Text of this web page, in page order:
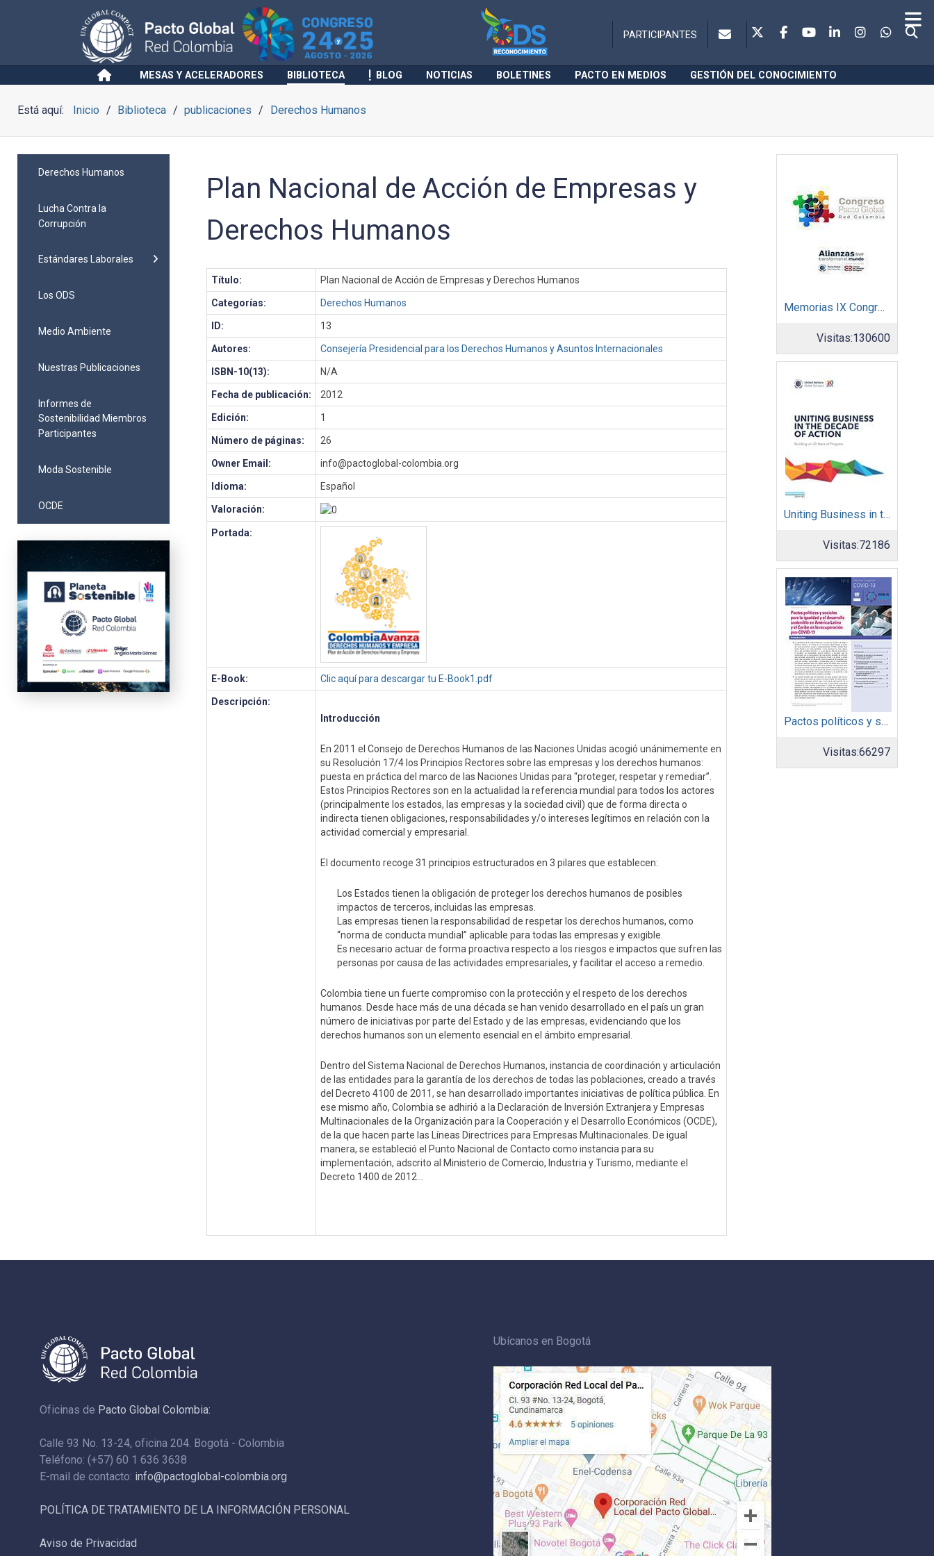
PARTICIPANTES
MESAS Y ACELERADORES BIBLIOTECA BLOG NOTICIAS BOLETINES PACTO EN MEDIOS GESTIÓN DEL CONOCIMIENTO
Está aquí: Inicio Biblioteca publicaciones Derechos Humanos
Derechos Humanos
Lucha Contra la
Corrupción
Estándares Laborales
Los ODS
Medio Ambiente
Nuestras Publicaciones
Informes de
Sostenibilidad Miembros
Participantes
Moda Sostenible
OCDE
Plan Nacional de Acción de Empresas y
Derechos Humanos
Título: Plan Nacional de Acción de Empresas y Derechos Humanos
Categorías: Derechos Humanos
ID: 13
Autores: Consejería Presidencial para los Derechos Humanos y Asuntos Internacionales
ISBN-10(13): N/A
Fecha de publicación: 2012
Edición: 1
Número de páginas: 26
Owner Email: info@pactoglobal-colombia.org
Idioma: Español
Valoración:
Portada:
E-Book: Clic aquí para descargar tu E-Book1.pdf
Descripción:
Introducción
En 2011 el Consejo de Derechos Humanos de las Naciones Unidas acogió unánimemente en
su Resolución 17/4 los Principios Rectores sobre las empresas y los derechos humanos:
puesta en práctica del marco de las Naciones Unidas para “proteger, respetar y remediar”.
Estos Principios Rectores son en la actualidad la referencia mundial para todos los actores
(principalmente los estados, las empresas y la sociedad civil) que de forma directa o
indirecta tienen obligaciones, responsabilidades y/o intereses legítimos en relación con la
actividad comercial y empresarial.
El documento recoge 31 principios estructurados en 3 pilares que establecen:
Los Estados tienen la obligación de proteger los derechos humanos de posibles
impactos de terceros, incluidas las empresas.
Las empresas tienen la responsabilidad de respetar los derechos humanos, como
“norma de conducta mundial” aplicable para todas las empresas y exigible.
Es necesario actuar de forma proactiva respecto a los riesgos e impactos que sufren las
personas por causa de las actividades empresariales, y facilitar el acceso a remedio.
Colombia tiene un fuerte compromiso con la protección y el respeto de los derechos
humanos. Desde hace más de una década se han venido desarrollado en el país un gran
número de iniciativas por parte del Estado y de las empresas, evidenciando que los
derechos humanos son un elemento esencial en el ámbito empresarial.
Dentro del Sistema Nacional de Derechos Humanos, instancia de coordinación y articulación
de las entidades para la garantía de los derechos de todas las poblaciones, creado a través
del Decreto 4100 de 2011, se han desarrollado importantes iniciativas de política pública. En
ese mismo año, Colombia se adhirió a la Declaración de Inversión Extranjera y Empresas
Multinacionales de la Organización para la Cooperación y el Desarrollo Económicos (OCDE),
de la que hacen parte las Líneas Directrices para Empresas Multinacionales. De igual
manera, se estableció el Punto Nacional de Contacto como instancia para su
implementación, adscrito al Ministerio de Comercio, Industria y Turismo, mediante el
Decreto 1400 de 2012...
Memorias IX Congreso Pacto Global 2019
Visitas:130600
Uniting Business in the Decade of Action
Visitas:72186
Pactos políticos y sociales para la igualdad y el desarrollo sostenible en América Latina y el Caribe en la recuperación pos COVID-19
Visitas:66297
Oficinas de Pacto Global Colombia:
Calle 93 No. 13-24, oficina 204. Bogotá - Colombia
Teléfono: (+57) 60 1 636 3638
E-mail de contacto: info@pactoglobal-colombia.org
POLÍTICA DE TRATAMIENTO DE LA INFORMACIÓN PERSONAL
Aviso de Privacidad
Ubícanos en Bogotá